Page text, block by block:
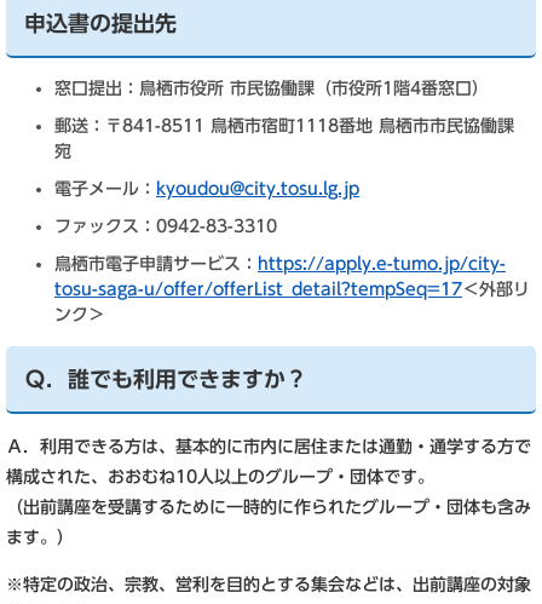
申込書の提出先
窓口提出：鳥栖市役所 市民協働課（市役所1階4番窓口）
郵送：〒841-8511 鳥栖市宿町1118番地 鳥栖市市民協働課
宛
電子メール： kyoudou@city.tosu.lg.jp
ファックス：0942-83-3310
鳥栖市電子申請サービス： https://apply.e-tumo.jp/city-
tosu-saga-u/offer/offerList_detail?tempSeq=17＜外部リ
ンク＞
Ｑ．誰でも利用できますか？
Ａ．利用できる方は、基本的に市内に居住または通勤・通学する方で
構成された、おおむね10人以上のグループ・団体です。
（出前講座を受講するために一時的に作られたグループ・団体も含み
ます。）
※特定の政治、宗教、営利を目的とする集会などは、出前講座の対象